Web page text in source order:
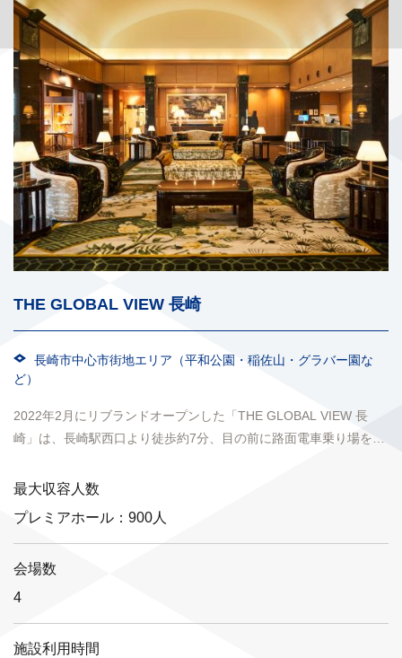
THE GLOBAL VIEW 長崎
長崎市中心市街地エリア（平和公園・稲佐山・グラバー園な
ど）
2022年2月にリブランドオープンした「THE GLOBAL VIEW 長
崎」は、長崎駅西口より徒歩約7分、目の前に路面電車乗り場を構
最大収容人数
プレミアホール：900人
会場数
4
施設利用時間